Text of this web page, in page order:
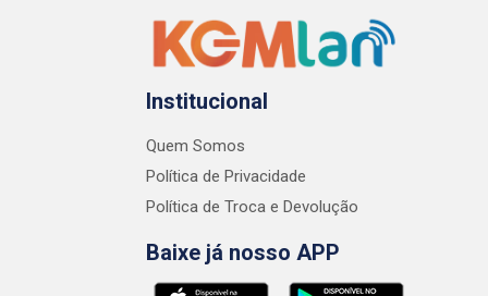
Institucional
Quem Somos
Política de Privacidade
Política de Troca e Devolução
Baixe já nosso APP